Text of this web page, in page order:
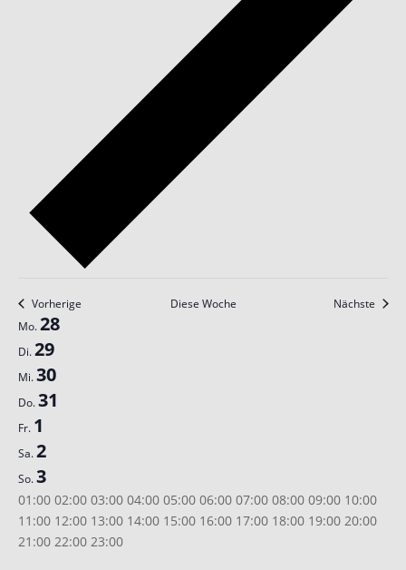
Vorherige Diese Woche Nächste
Woche
von
Veranstaltungen
Mo.28
Di.29
Mi.30
Do.31
Fr. 1
Sa.2
So.3
00:00
01:00 02:00 03:00 04:00 05:00 06:00 07:00 08:00 09:00 10:00
11:00 12:00 13:00 14:00 15:00 16:00 17:00 18:00 19:00 20:00
21:00 22:00 23:0000:00